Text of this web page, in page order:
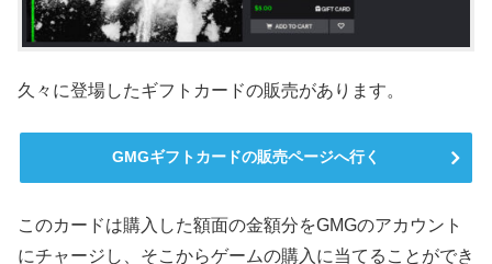
久々に登場したギフトカードの販売があります。
GMGギフトカードの販売ページへ行く
このカードは購入した額面の金額分をGMGのアカウント
にチャージし、そこからゲームの購入に当てることができ